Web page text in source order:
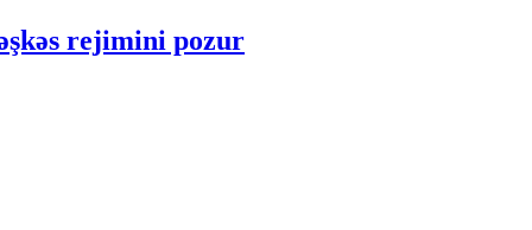
rejimini pozur